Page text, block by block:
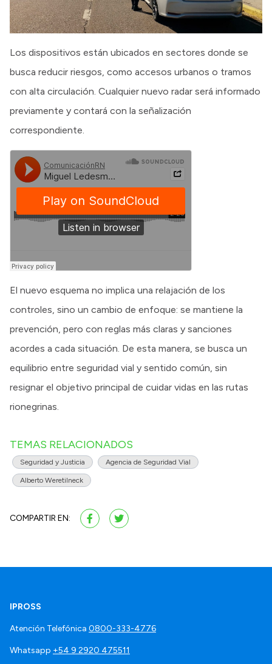
Los dispositivos están ubicados en sectores donde se
busca reducir riesgos, como accesos urbanos o tramos
con alta circulación. Cualquier nuevo radar será informado
previamente y contará con la señalización
correspondiente.
El nuevo esquema no implica una relajación de los
controles, sino un cambio de enfoque: se mantiene la
prevención, pero con reglas más claras y sanciones
acordes a cada situación. De esta manera, se busca un
equilibrio entre seguridad vial y sentido común, sin
resignar el objetivo principal de cuidar vidas en las rutas
rionegrinas.
TEMAS RELACIONADOS
Seguridad y Justicia Agencia de Seguridad Vial
Alberto Weretilneck
COMPARTIR EN:
IPROSS
Atención Telefónica 0800-333-4776
Whatsapp +54 9 2920 475511